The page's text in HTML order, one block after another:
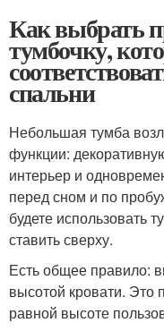
Как выбрать
тумбочку,
спальни
Небольшая тумба
функции:
интерьер и
перед сном и по
будете использовать
ставить сверху.
Есть общее правило:
высотой кровати.
равной высоте